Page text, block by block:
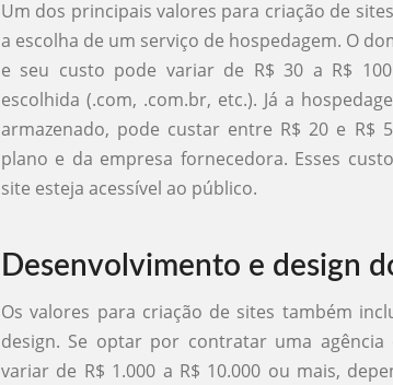
Um dos principais valores para criação de
a escolha de um serviço de hospedagem. O
e seu custo pode variar de R$ 30 a R$
escolhida (.com, .com.br, etc.). Já a
armazenado, pode custar entre R$ 20 e R$
plano e da empresa fornecedora. Esses
site esteja acessível ao público.
Desenvolvimento e design
Os valores para criação de sites também
design. Se optar por contratar uma
variar de R$ 1.000 a R$ 10.000 ou mais,